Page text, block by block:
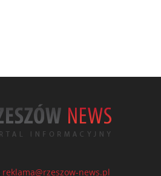
reklama@rzeszow-news.pl